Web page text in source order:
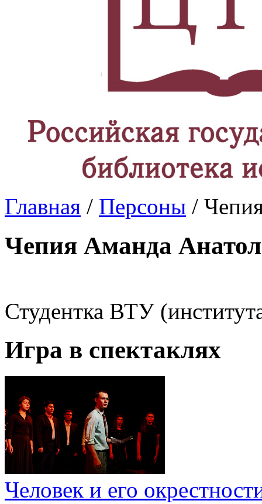
Главная / Персоны /
Чепия Аманда
Студентка ВТУ
Игра в спектаклях
Человек и его